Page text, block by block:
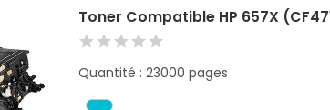
Toner Compatible HP 657X
Quantité : 23000 pages